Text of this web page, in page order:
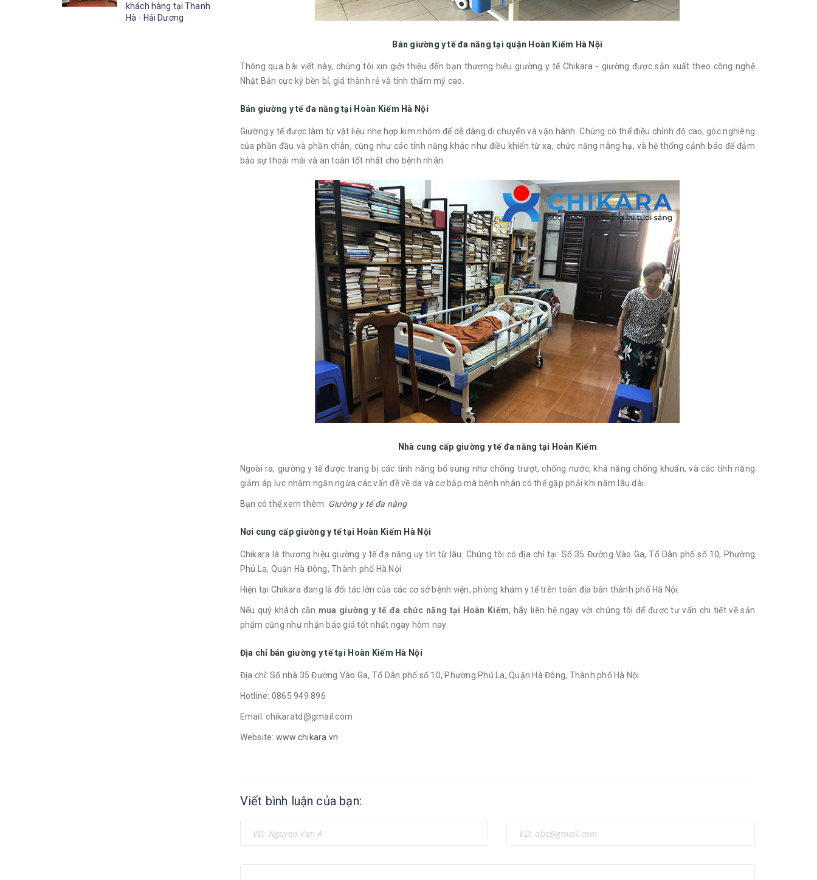
Bán giường y tế đa năng tại quận Hoàn Kiếm Hà Nội
Thông qua bài viết này, chúng tôi xin giới thiệu đến bạn thương hiệu giường y tế Chikara - giường được sản xuất theo công nghệ
Nhật Bản cực kỳ bền bỉ, giá thành rẻ và tính thẩm mỹ cao.
Bán giường y tế đa năng tại Hoàn Kiếm Hà Nội
Giường y tế được làm từ vật liệu nhẹ hợp kim nhôm để dễ dàng di chuyển và vận hành. Chúng có thể điều chỉnh độ cao, góc nghiêng
của phần đầu và phần chân, cũng như các tính năng khác như điều khiển từ xa, chức năng nâng hạ, và hệ thống cảnh báo để đảm
bảo sự thoải mái và an toàn tốt nhất cho bệnh nhân.
Nhà cung cấp giường y tế đa năng tại Hoàn Kiếm
Ngoài ra, giường y tế được trang bị các tính năng bổ sung như chống trượt, chống nước, khả năng chống khuẩn, và các tính năng
giảm áp lực nhằm ngăn ngừa các vấn đề về da và cơ bắp mà bệnh nhân có thể gặp phải khi nằm lâu dài.
Bạn có thể xem thêm: Giường y tế đa năng
Nơi cung cấp giường y tế tại Hoàn Kiếm Hà Nội
Chikara là thương hiệu giường y tế đa năng uy tín từ lâu. Chúng tôi có địa chỉ tại: Số 35 Đường Vào Ga, Tổ Dân phố số 10, Phường
Phú La, Quận Hà Đông, Thành phố Hà Nội
Hiện tại Chikara đang là đối tác lớn của các cơ sở bệnh viện, phòng khám y tế trên toàn địa bàn thành phố Hà Nội.
Nếu quý khách cần mua giường y tế đa chức năng tại Hoàn Kiếm, hãy liên hệ ngay với chúng tôi để được tư vấn chi tiết về sản
phẩm cũng như nhận báo giá tốt nhất ngay hôm nay.
Địa chỉ bán giường y tế tại Hoàn Kiếm Hà Nội
Địa chỉ: Số nhà 35 Đường Vào Ga, Tổ Dân phố số 10, Phường Phú La, Quận Hà Đông, Thành phố Hà Nội
Hotline: 0865 949 896
Email: chikaratd@gmail.com
Website: www.chikara.vn
Viết bình luận của bạn:
khách hàng tại Thanh
Hà - Hải Dương